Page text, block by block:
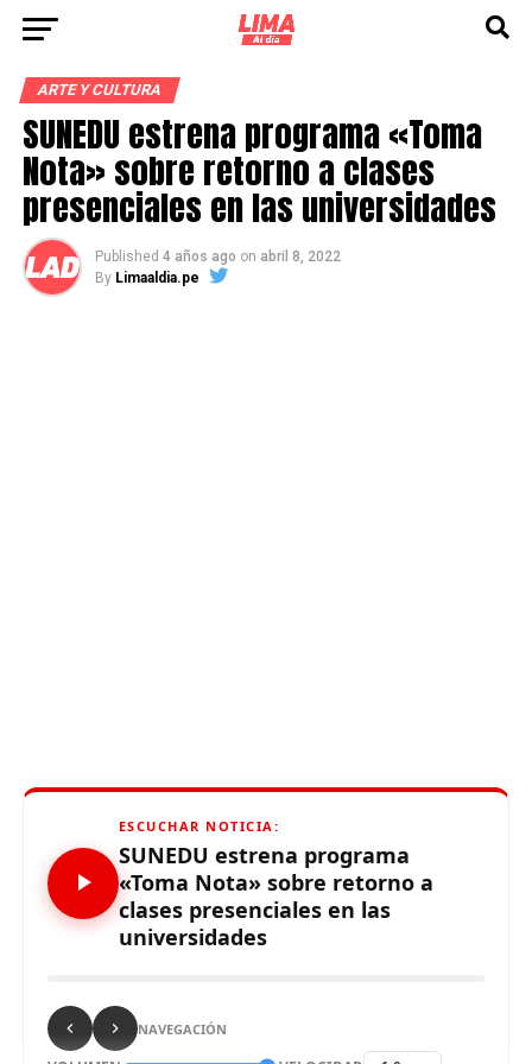
ARTE Y CULTURA
SUNEDU estrena programa «Toma
Nota» sobre retorno a clases
presenciales en las universidades
Published 4 años ago on abril 8, 2022
By Limaaldia.pe
ESCUCHAR NOTICIA:
SUNEDU estrena programa
«Toma Nota» sobre retorno a
clases presenciales en las
universidades
NAVEGACIÓN